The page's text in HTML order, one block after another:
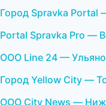
Город Spravka Portal
Portal Spravka Pro —
ООО Line 24 —
Город Yellow City —
ООО City News —